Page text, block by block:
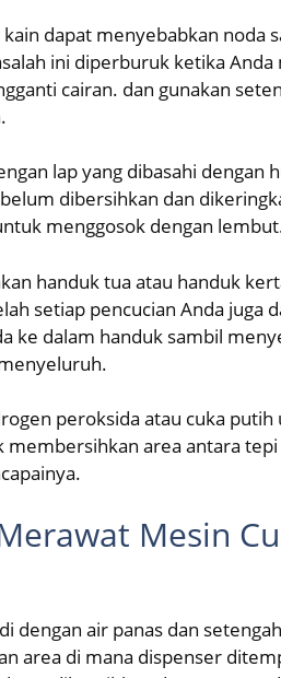
dapat menyebabkan noda
ini diperburuk ketika Anda
cairan. dan gunakan
lap yang dibasahi dengan
dibersihkan dan
menggosok dengan
handuk tua atau handuk
setiap pencucian Anda juga
ke dalam handuk sambil
peroksida atau cuka putih
area antara
Mesin
dengan air panas dan
area di mana dispenser